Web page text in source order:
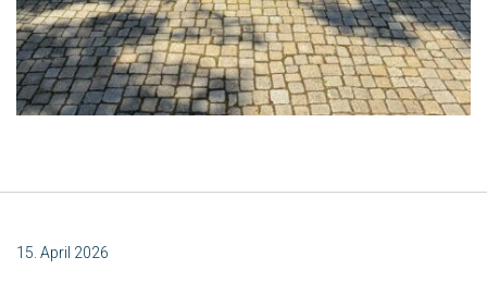
15. April 2026